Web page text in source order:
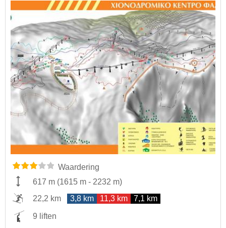
Waardering
617 m (1615 m - 2232 m)
22,2 km
3,8 km 11,3 km 7,1 km
9 liften